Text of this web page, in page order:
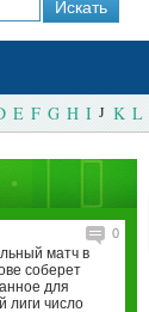
E F G H I J K L
0
матч в
соберет
для
лиги число